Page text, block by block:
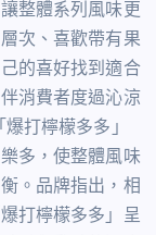
整體系列風味更
次、喜歡帶有果
的喜好找到適合
消費者度過沁涼
打檸檬多多」
多，使整體風味
。品牌指出，相
打檸檬多多」呈